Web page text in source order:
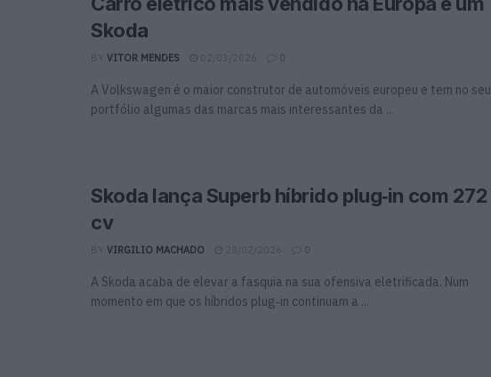
Skoda
BY VITOR MENDES 0
A Volkswagen é o maior construtor de automóveis europeu e tem no seu
portfólio algumas das marcas mais interessantes da ...
Skoda lança Superb híbrido plug‑in com 272
cv
BY VIRGILIO MACHADO 0
A Skoda acaba de elevar a fasquia na sua ofensiva eletrificada. Num
momento em que os híbridos plug‑in continuam a ...